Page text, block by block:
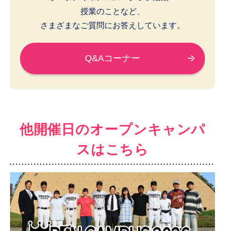
授業のことなど、
さまざまなご質問にお答えしています。
Q&Aコーナー
他開催日のオープンキャンパ
スはこちら